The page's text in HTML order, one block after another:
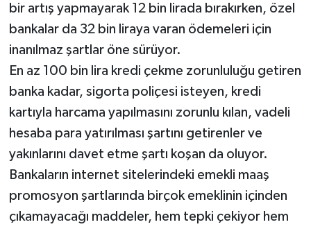
bir artış yapmayarak 12 bin lirada bırakırken, özel
bankalar da 32 bin liraya varan ödemeleri için
inanılmaz şartlar öne sürüyor.
En az 100 bin lira kredi çekme zorunluluğu getiren
banka kadar, sigorta poliçesi isteyen, kredi
kartıyla harcama yapılmasını zorunlu kılan, vadeli
hesaba para yatırılması şartını getirenler ve
yakınlarını davet etme şartı koşan da oluyor.
Bankaların internet sitelerindeki emekli maaş
promosyon şartlarında birçok emeklinin içinden
çıkamayacağı maddeler, hem tepki çekiyor hem